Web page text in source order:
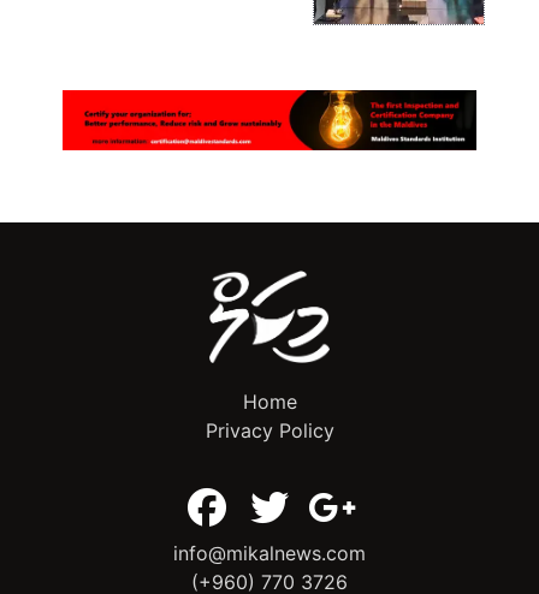
info@mikalnews.com
(+960) 770 3726
Home
Privacy Policy